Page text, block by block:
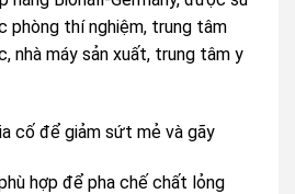
phòng thí nghiệm, trung tâm
nhà máy sản xuất, trung tâm y
cố để giảm sứt mẻ và gãy
hợp để pha chế chất lỏng